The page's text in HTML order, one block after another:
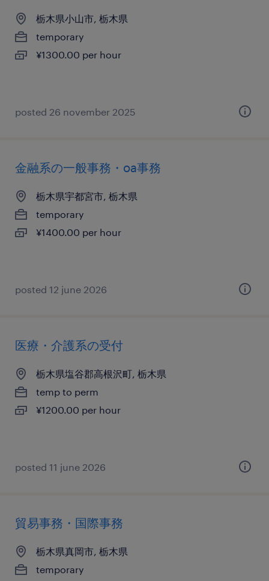
栃木県小山市, 栃木県
temporary
¥1300.00 per hour
posted 26 november 2025
金融系の一般事務・oa事務
栃木県宇都宮市, 栃木県
temporary
¥1400.00 per hour
posted 12 june 2026
医療・介護系の受付
栃木県塩谷郡高根沢町, 栃木県
temp to perm
¥1200.00 per hour
posted 11 june 2026
貿易事務・国際事務
栃木県真岡市, 栃木県
temporary